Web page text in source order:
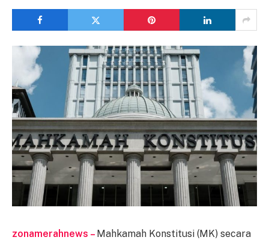
zonamerahnews – Mahkamah Konstitusi (MK) secara